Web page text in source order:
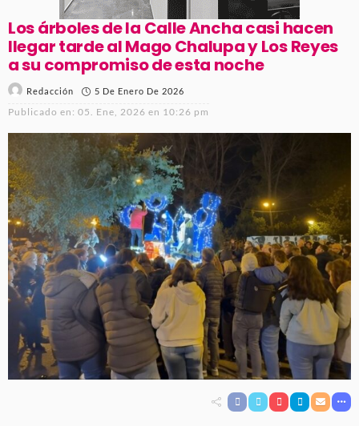
Los árboles de la Calle Ancha casi hacen
llegar tarde al Mago Chalupa y Los Reyes
a su compromiso de esta noche
Redacción 5 De Enero De 2026
Publicado en: 05. Ene, 2026 en 10:26 pm